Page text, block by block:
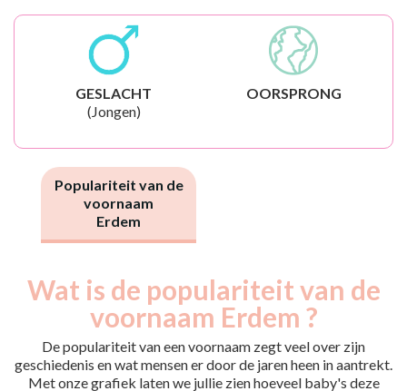
GESLACHT
(Jongen)
OORSPRONG
Populariteit van de
voornaam
Erdem
Wat is de populariteit van de
voornaam Erdem ?
De populariteit van een voornaam zegt veel over zijn
geschiedenis en wat mensen er door de jaren heen in aantrekt.
Met onze grafiek laten we jullie zien hoeveel baby's deze
Année
Nouveaux-
nés
2010
17
2011
9
2012
9